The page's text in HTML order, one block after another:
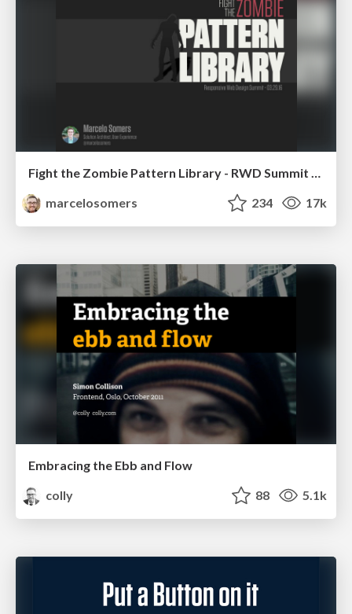
marcelosomers
234 17k
Embracing the Ebb and Flow
colly
88 5.1k